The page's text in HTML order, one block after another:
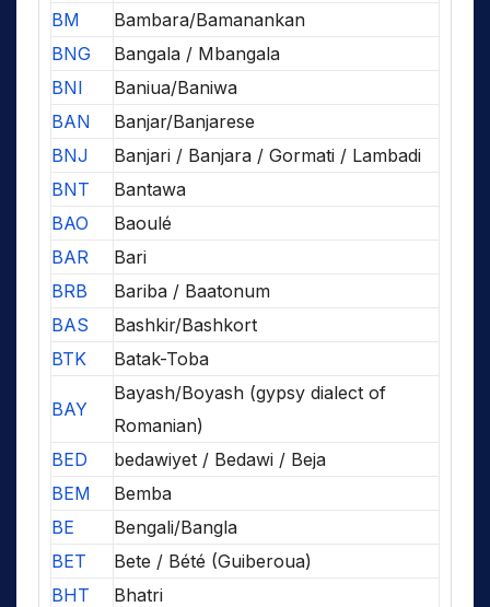
BM
Bambara/Bamanankan
BNG
Bangala / Mbangala
BNI
Baniua/Baniwa
BAN
Banjar/Banjarese
BNJ
Banjari / Banjara / Gormati / Lambadi
BNT
Bantawa
BAO
Baoulé
BAR
Bari
BRB
Bariba / Baatonum
BAS
Bashkir/Bashkort
BTK
Batak-Toba
BAY
Bayash/Boyash (gypsy dialect of
Romanian)
BED
bedawiyet / Bedawi / Beja
BEM
Bemba
BE
Bengali/Bangla
BET
Bete / Bété (Guiberoua)
BHT
Bhatri